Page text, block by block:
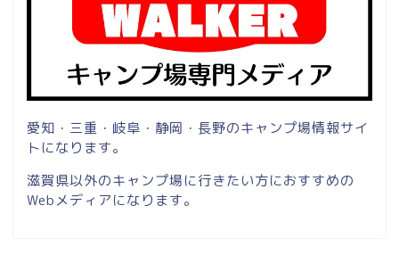
愛知・三重・岐阜・静岡・長野のキャンプ場情報サイ
トになります。
滋賀県以外のキャンプ場に行きたい方におすすめの
Webメディアになります。